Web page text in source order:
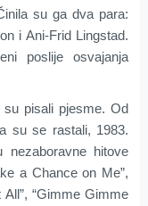
su ga dva para:
i Ani-Frid Lingstad.
poslije osvajanja
pisali pjesme. Od
su se rastali, 1983.
hitove
a Chance on Me”,
All”, “Gimme Gimme